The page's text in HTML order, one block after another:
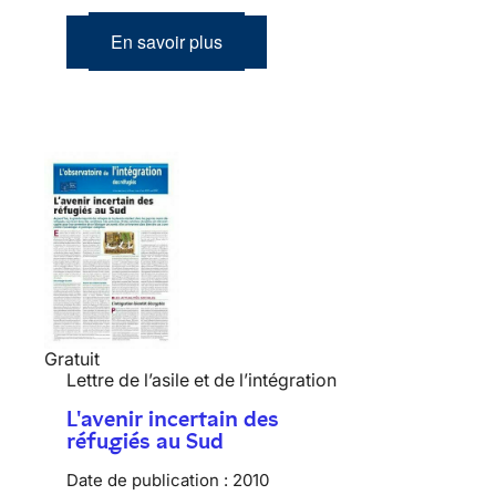
En savoir plus
Gratuit
Lettre de l’asile et de l’intégration
L'avenir incertain des
réfugiés au Sud
Date de publication : 2010